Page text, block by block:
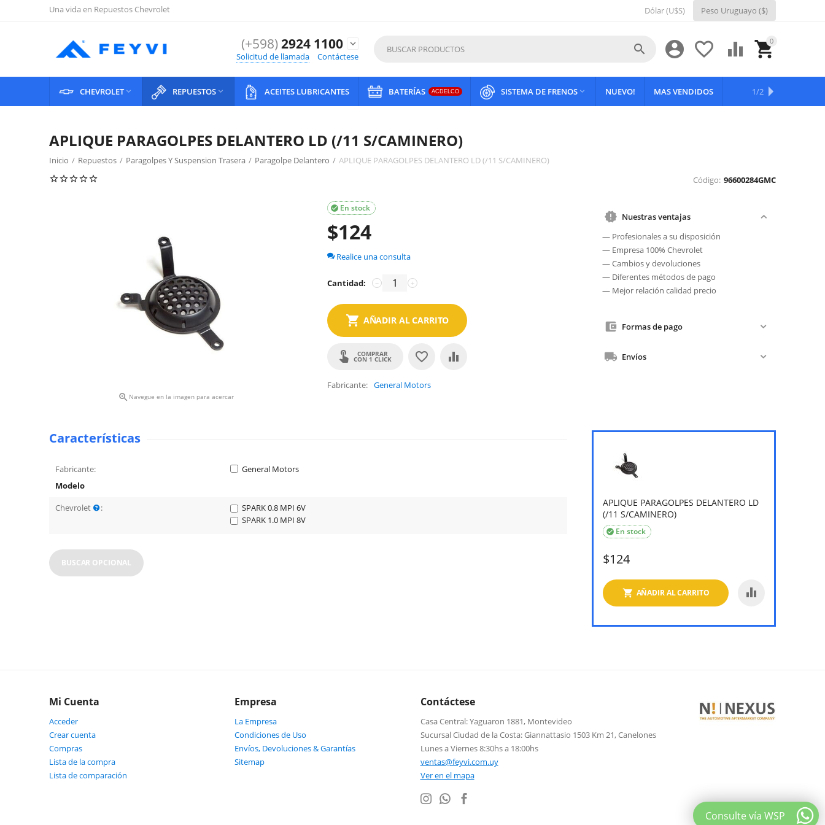
Una vida en Repuestos Chevrolet Dólar (U$S) Peso Uruguayo ($)
(+598)2924 1100
expand_more
Solicitud de llamada
Contáctese
0

 


CHEVROLET REPUESTOS  ACEITES LUBRICANTES BATERÍAS ACDELCO SISTEMA DE FRENOS  NUEVO! MAS VENDIDOS OFERTAS
1/2
APLIQUE PARAGOLPES DELANTERO LD (/11 S/CAMINERO)
Inicio / Repuestos / Paragolpes Y Suspension Trasera / Paragolpe Delantero / APLIQUE PARAGOLPES DELANTERO LD (/11 S/CAMINERO)
Código: 96600284GMC
 Navegue en la imagen para acercar
En stock

$124
Realice una consulta
Cantidad: +
−
AÑADIR AL CARRITO
COMPRAR
CON 1 CLICK
Fabricante General Motors
Nuestras ventajas
— Profesionales a su disposición
— Empresa 100% Chevrolet
— Cambios y devoluciones
— Diferentes métodos de pago
— Mejor relación calidad precio
Formas de pago
Envíos
APLIQUE PARAGOLPES DELANTERO LD
(/11 S/CAMINERO)
En stock

$124
AÑADIR AL CARRITO
Características
Fabricante:
General Motors
Modelo
Chevrolet
:
SPARK 0.8 MPI 6V
SPARK 1.0 MPI 8V
BUSCAR OPCIONAL
Mi Cuenta
Acceder
Crear cuenta
Compras
Lista de la compra
Lista de comparación
Empresa
La Empresa
Condiciones de Uso
Envíos, Devoluciones & Garantías
Sitemap
Contáctese
Casa Central: Yaguaron 1881, Montevideo
Sucursal Ciudad de la Costa: Giannattasio 1503 Km 21, Canelones
Lunes a Viernes 8:30hs a 18:00hs
ventas@feyvi.com.uy
Ver en el mapa
Consulte vía WSP